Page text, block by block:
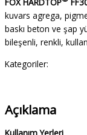
FOX HARDTOP
kuvars agrega,
baskı beton ve şap
bileşenli, renkli,
Kategoriler:
Açıklama